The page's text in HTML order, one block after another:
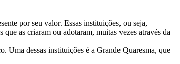
por seu valor. Essas instituições, ou seja,
as criaram ou adotaram, muitas vezes através da
Uma dessas instituições é a Grande Quaresma, que